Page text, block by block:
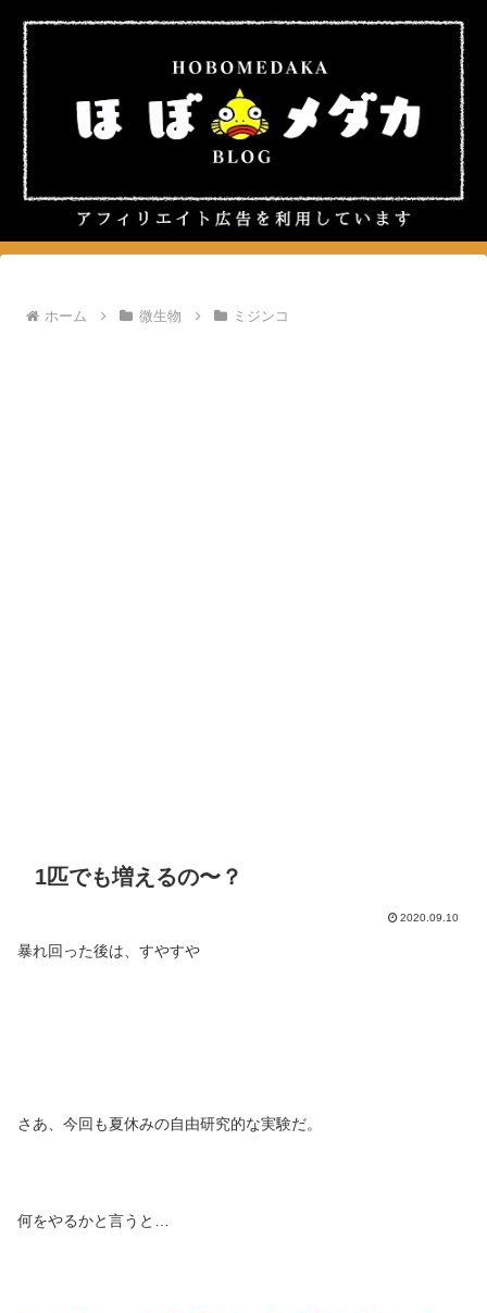
ホーム 微生物 ミジンコ
1匹でも増えるの〜？
2020.09.10
暴れ回った後は、すやすや
さあ、今回も夏休みの自由研究的な実験だ。
何をやるかと言うと…